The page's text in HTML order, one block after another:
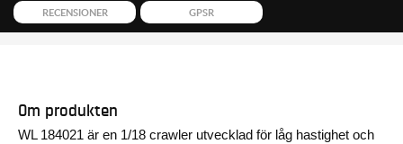
RECENSIONER GPSR
Om produkten
WL 184021 är en 1/18 crawler utvecklad för låg hastighet och